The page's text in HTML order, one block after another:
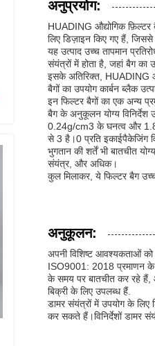
अनुप्रयोग:
HUADING औद्योगिक
लिए डिज़ाइन किए गए हैं, जिससे
यह उत्पाद उच्च तापमान
संयंत्रों में होता है, जहां बैग का
इसके अतिरिक्त, HUADING
बैगों का उपयोग कार्बन ब्लैक
इन फिल्टर बैगों का एक अन्य
बैग के अनुकूलन योग्य विनिर्देश
0.24g/cm3 के घनत्व और 1.8
से 3 है।0 प्रति इकाईपैकेजिंग
भुगतान की शर्तें भी बातचीत
संयंत्र, और अधिक।
कुल मिलाकर, ये फिल्टर बैग
अनुकूलन:
अपनी विशिष्ट आवश्यकताओं
ISO9001: 2018 प्रमाणन के
के समय पर बातचीत कर रहे हैं,
बिक्री के लिए उपलब्ध हैं.
डामर संयंत्रों में उपयोग के लिए
कर सकते हैं।विनिर्देशों